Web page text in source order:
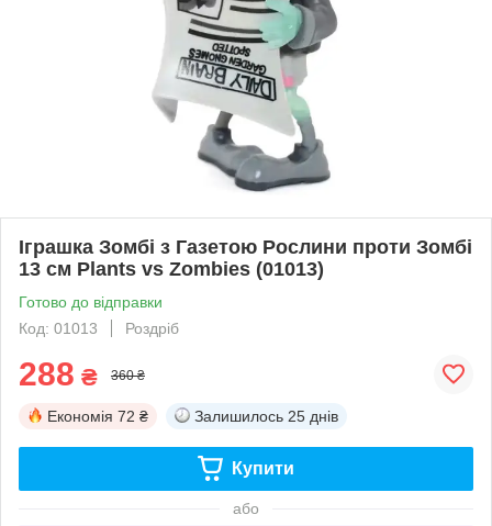
Іграшка Зомбі з Газетою Рослини проти Зомбі
13 см Plants vs Zombies (01013)
Готово до відправки
Код: 01013
Роздріб
288 ₴ 360 ₴
Економія 72 ₴ Залишилось 25 днів
Купити
або